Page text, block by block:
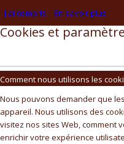
J'ai compris
En savoir plus
Cookies et
Comment nous utilisons les
Nous pouvons demander que
appareil. Nous utilisons des
visitez nos sites Web, comment
enrichir votre expérience